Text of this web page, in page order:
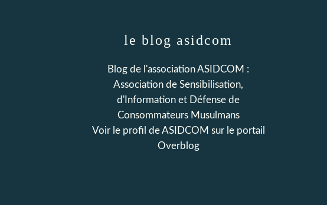
le blog asidcom
Blog de l'association ASIDCOM :
Association de Sensibilisation,
d'Information et Défense de
Consommateurs Musulmans
Voir le profil deASIDCOM sur le portail
Overblog